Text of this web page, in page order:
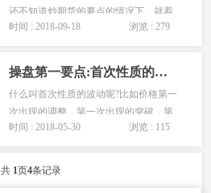
还不知道炒期货的要点的情况下，就着
急上手交易，结果往往事与愿违！期货
以下的10个炒期货的要点值得学习借
鉴。...
时间 : 2018-09-18 浏览 : 279
操盘第一要点:首次性质的波动
什么叫首次性质的波动呢?比如价格第一
次出现的调整，第一次出现的突破，第
一次调整触及均价线的支撑，第一次调
价格波动过程中第一次见到的技术形
时间 : 2018-05-30 浏览 : 115
共 1页4条记录